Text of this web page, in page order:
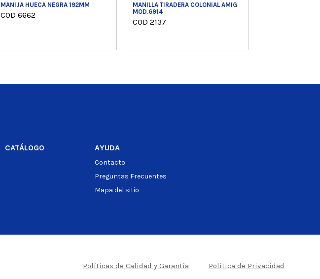
MANIJA HUECA NEGRA 192MM
COD 6662
MANILLA TIRADERA COLONIAL AMIG
MOD.6914
COD 2137
CATÁLOGO AYUDA
Contacto
Preguntas Frecuentes
Mapa del sitio
Políticas de Calidad y Garantía Política de Privacidad